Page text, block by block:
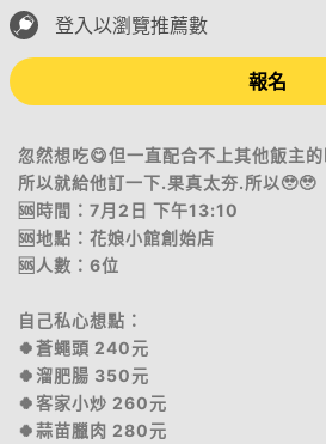
登入以瀏覽推薦數
報名
忽然想吃😋但一直配合不上其他飯主
所以就給他訂一下.果真太夯.所以🥹🥹
🆘時間：7月2日 下午13:10
🆘地點：花娘小館創始店
🆘人數：6位
自己私心想點：
🍀蒼蠅頭 240元
🍀溜肥腸 350元
🍀客家小炒 260元
🍀蒜苗臘肉 280元